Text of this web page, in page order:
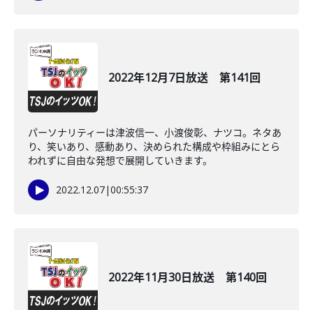
2022年12月7日放送 第141回
パーソナリティーは津波信一、小渡俊彰、ナツコ。ネタあ
り、笑いあり、感動あり、決められた構成や枠組みにとら
われずに自由な発想で展開していきます。
2022.12.07|00:55:37
2022年11月30日放送 第140回